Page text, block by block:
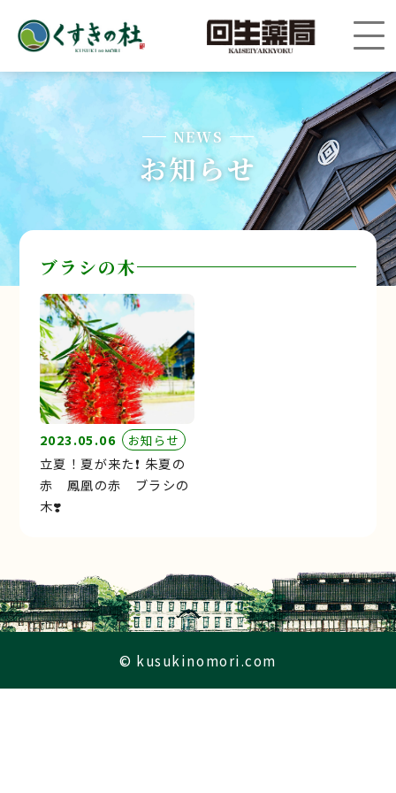
NEWS
お知らせ
ブラシの木
2023.05.06 お知らせ
立夏！夏が来た❗️ 朱夏の
赤 鳳凰の赤 ブラシの
木❣️
© kusukinomori.com